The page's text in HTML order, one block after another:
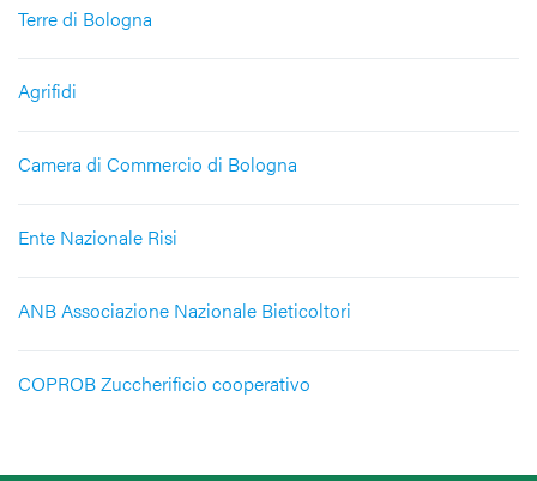
Terre di Bologna
Agrifidi
Camera di Commercio di Bologna
Ente Nazionale Risi
ANB Associazione Nazionale Bieticoltori
COPROB Zuccherificio cooperativo